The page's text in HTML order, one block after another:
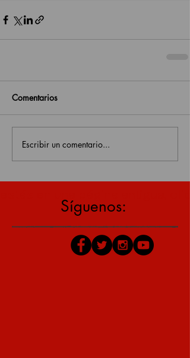
Comentarios
Escribir un comentario...
Síguenos: